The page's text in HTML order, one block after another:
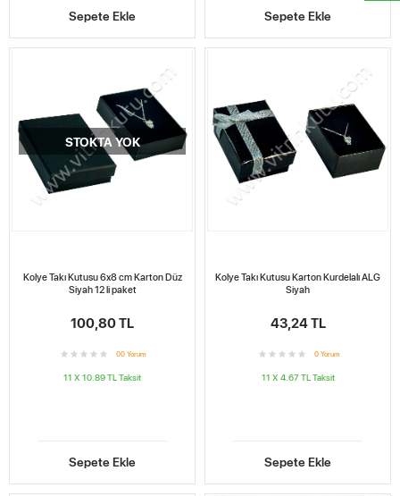
Sepete Ekle Sepete Ekle
STOKTA YOK
Kolye Takı Kutusu 6x8 cm Karton Düz
Siyah 12 li paket
100,80 TL
00 Yorum
11 X 10.89 TL Taksit
Sepete Ekle
Kolye Takı Kutusu Karton Kurdelalı ALG
Siyah
43,24 TL
0 Yorum
11 X 4.67 TL Taksit
Sepete Ekle